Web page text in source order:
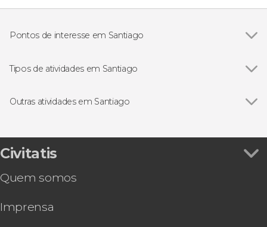
Pontos de interesse em Santiago
Catedral Metropolitana de Santiago
Valle Nevado
Tipos de atividades em Santiago
Excursões de um dia saindo de Santiago
Outras atividades em Santiago
Excursão ao Parque Safári de Rancagua
Excursão a Valparaíso e Viña del Mar
Excursão a Isla Negra, Algarrobo e Viña
Excursão à Vinícola Concha y Toro
Civitatis
Quem somos
Imprensa